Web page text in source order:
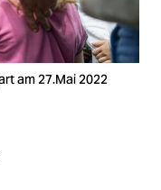
am 27.Mai 2022